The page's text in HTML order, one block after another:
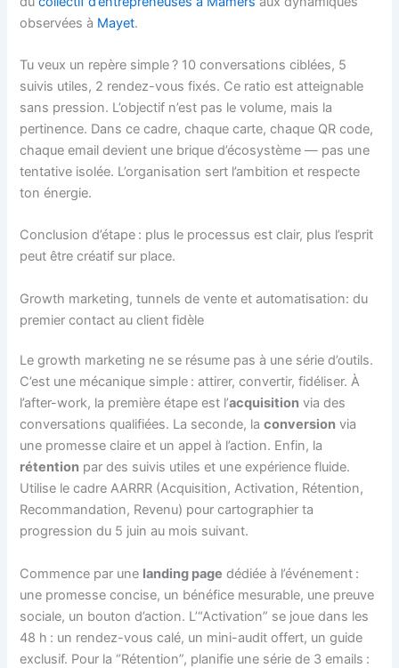
observées à Mayet.
Tu veux un repère simple ? 10 conversations ciblées, 5
suivis utiles, 2 rendez-vous fixés. Ce ratio est atteignable
sans pression. L’objectif n’est pas le volume, mais la
pertinence. Dans ce cadre, chaque carte, chaque QR code,
chaque email devient une brique d’écosystème — pas une
tentative isolée. L’organisation sert l’ambition et respecte
ton énergie.
Conclusion d’étape : plus le processus est clair, plus l’esprit
peut être créatif sur place.
Growth marketing, tunnels de vente et automatisation: du
premier contact au client fidèle
Le growth marketing ne se résume pas à une série d’outils.
C’est une mécanique simple : attirer, convertir, fidéliser. À
l’after-work, la première étape est l’acquisition via des
conversations qualifiées. La seconde, laconversion via
une promesse claire et un appel à l’action. Enfin, la
rétention par des suivis utiles et une expérience fluide.
Utilise le cadre AARRR (Acquisition, Activation, Rétention,
Recommandation, Revenu) pour cartographier ta
progression du 5 juin au mois suivant.
Commence par une landing page dédiée à l’événement :
une promesse concise, un bénéfice mesurable, une preuve
sociale, un bouton d’action. L’“Activation” se joue dans les
48 h : un rendez-vous calé, un mini-audit offert, un guide
exclusif. Pour la “Rétention”, planifie une série de 3 emails :